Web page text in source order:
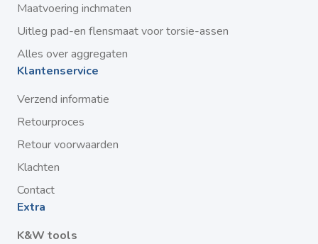
Maatvoering inchmaten
Uitleg pad-en flensmaat voor torsie-assen
Alles over aggregaten
Klantenservice
Verzend informatie
Retourproces
Retour voorwaarden
Klachten
Contact
Extra
K&W tools